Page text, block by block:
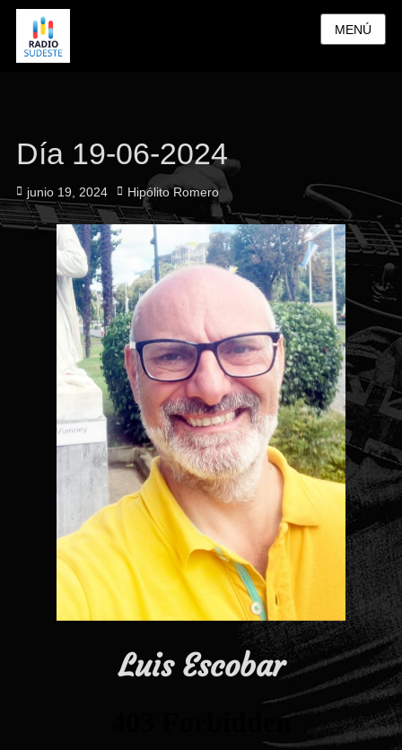
MENÚ
Día 19-06-2024
Publicado
el
junio 19, 2024 Autor
Hipólito Romero
Luis Escobar